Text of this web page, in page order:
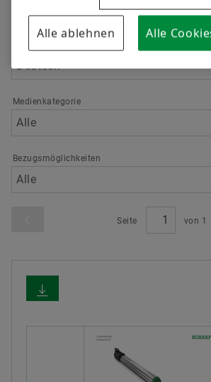
Medienkategorie
Bezugsmöglichkeiten
Seite von 1
Alle ablehnen Alle